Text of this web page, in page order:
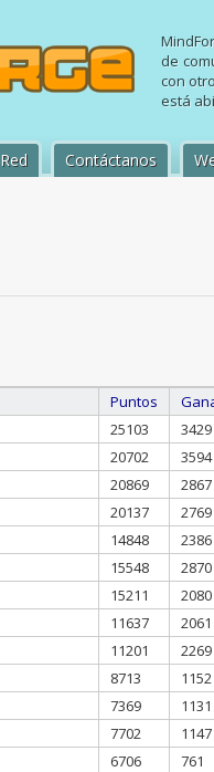
de
con
está
Red Contáctanos
Puntos
25103
3429
20702
3594
20869
2867
20137
2769
14848
2386
15548
2870
15211
2080
11637
2061
11201
2269
8713
1152
7369
1131
7702
1147
6706
761